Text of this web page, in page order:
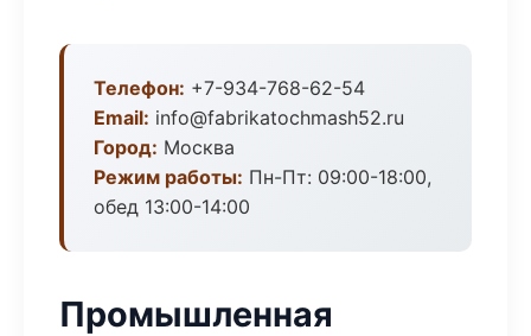
Телефон: +7-934-768-62-54
Email: info@fabrikatochmash52.ru
Город: Москва
Режим работы: Пн-Пт: 09:00-18:00,
обед 13:00-14:00
Промышленная